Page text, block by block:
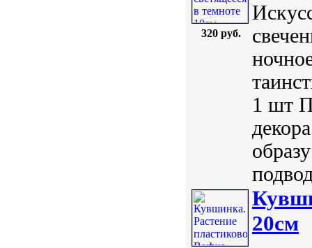
320 руб.
1 шт
20см